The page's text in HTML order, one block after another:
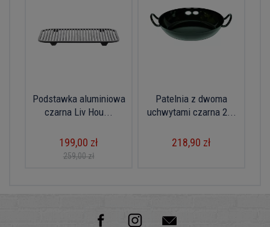
Podstawka aluminiowa
czarna Liv Hou...
199,00 zł
259,00 zł
Patelnia z dwoma
uchwytami czarna 2...
218,90 zł